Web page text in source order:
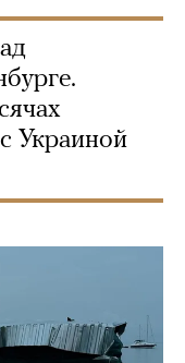
Украиной